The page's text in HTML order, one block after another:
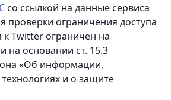
со ссылкой на данные сервиса
проверки ограничения доступа
к Twitter ограничен на
на основании ст. 15.3
«Об информации,
и о защите